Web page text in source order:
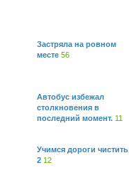
Застряла на ровном
месте 56
Автобус избежал
столкновения в
последний момент. 11
Учимся дороги чистить
2 12